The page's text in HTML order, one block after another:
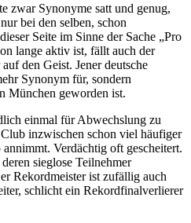
zwar Synonyme satt und genug,
bei den selben, schon
Seite im Sinne der Sache „Pro
lange aktiv ist, fällt auch der
den Geist. Jener deutsche
Synonym für, sondern
München geworden ist.
einmal für Abwechslung zu
inzwischen schon viel häufiger
Verdächtig oft gescheitert.
sieglose Teilnehmer
Rekordmeister ist zufällig auch
schlicht ein Rekordfinalverlierer